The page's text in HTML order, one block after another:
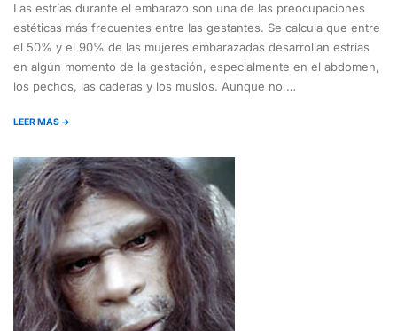
Las estrías durante el embarazo son una de las preocupaciones
estéticas más frecuentes entre las gestantes. Se calcula que entre
el 50% y el 90% de las mujeres embarazadas desarrollan estrías
en algún momento de la gestación, especialmente en el abdomen,
los pechos, las caderas y los muslos. Aunque no …
LEER MAS →